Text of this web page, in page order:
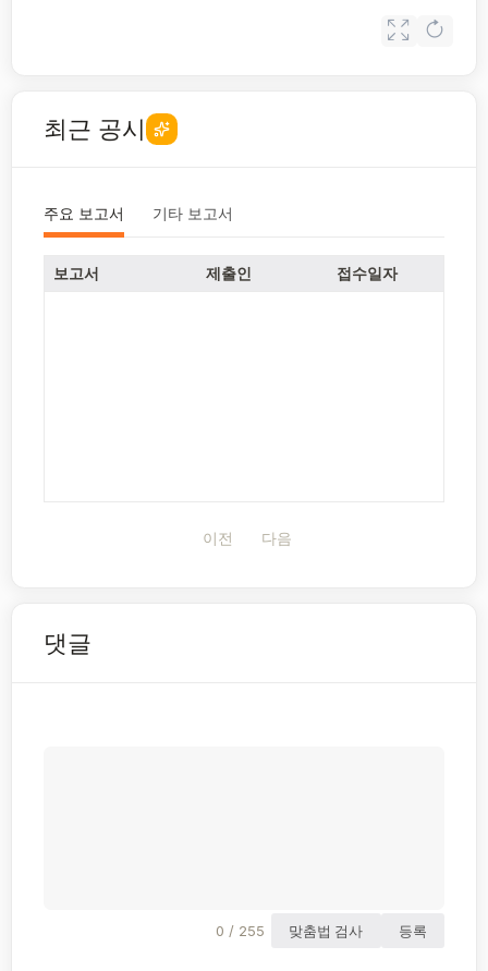
최근 공시
주요 보고서 기타 보고서
보고서 제출인 접수일자
이전 다음
댓글
0 / 255 맞춤법 검사 등록